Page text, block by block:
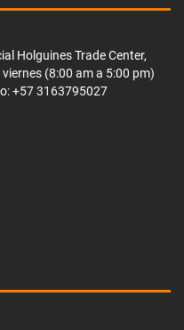
Holguines Trade Center,
(8:00 am a 5:00 pm)
+57 3163795027